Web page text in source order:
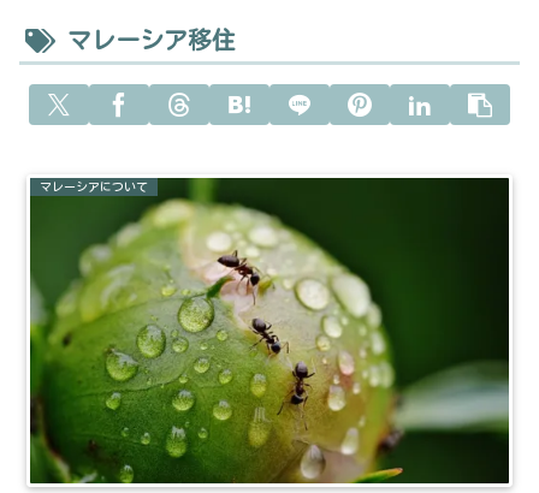
マレーシア移住
マレーシアについて